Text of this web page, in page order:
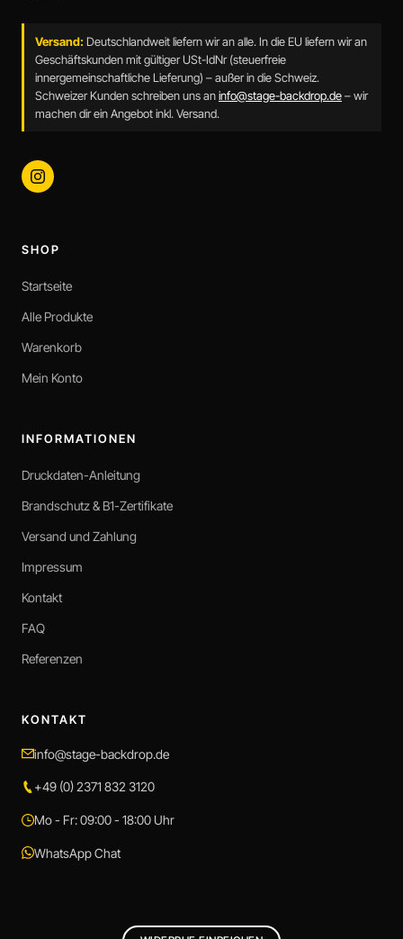
Versand: Deutschlandweit liefern wir an alle. In die EU liefern wir an
Geschäftskunden mit gültiger USt-IdNr (steuerfreie
innergemeinschaftliche Lieferung) – außer in die Schweiz.
Schweizer Kunden schreiben uns aninfo@stage-backdrop.de– wir
machen dir ein Angebot inkl. Versand.
SHOP
Startseite
Alle Produkte
Warenkorb
Mein Konto
INFORMATIONEN
Druckdaten-Anleitung
Brandschutz & B1-Zertifikate
Versand und Zahlung
Impressum
Kontakt
FAQ
Referenzen
KONTAKT
info@stage-backdrop.de
+49 (0) 2371 832 3120
Mo - Fr: 09:00 - 18:00 Uhr
WhatsApp Chat